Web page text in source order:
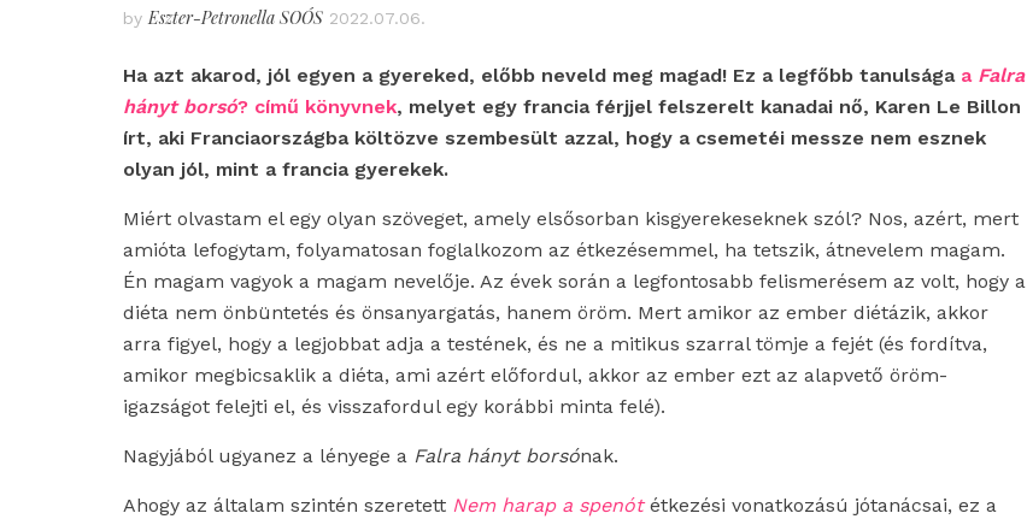
by Eszter-Petronella SOÓS 2022.07.06.
Ha azt akarod, jól egyen a gyereked, előbb neveld meg magad! Ez a legfőbb tanulsága a Falra
hányt borsó? című könyvnek, melyet egy francia férjjel felszerelt kanadai nő, Karen Le Billon
írt, aki Franciaországba költözve szembesült azzal, hogy a csemetéi messze nem esznek
olyan jól, mint a francia gyerekek.
Miért olvastam el egy olyan szöveget, amely elsősorban kisgyerekeseknek szól? Nos, azért, mert
amióta lefogytam, folyamatosan foglalkozom az étkezésemmel, ha tetszik, átnevelem magam.
Én magam vagyok a magam nevelője. Az évek során a legfontosabb felismerésem az volt, hogy a
diéta nem önbüntetés és önsanyargatás, hanem öröm. Mert amikor az ember diétázik, akkor
arra figyel, hogy a legjobbat adja a testének, és ne a mitikus szarral tömje a fejét (és fordítva,
amikor megbicsaklik a diéta, ami azért előfordul, akkor az ember ezt az alapvető öröm-
igazságot felejti el, és visszafordul egy korábbi minta felé).
Nagyjából ugyanez a lényege a Falra hányt borsónak.
Ahogy az általam szintén szeretett Nem harap a spenótétkezési vonatkozású jótanácsai, ez a